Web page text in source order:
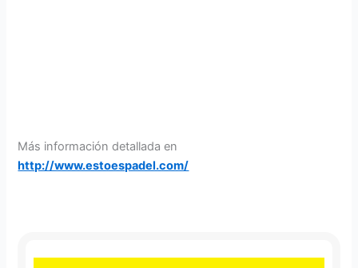
Más información detallada en
http://www.estoespadel.com/